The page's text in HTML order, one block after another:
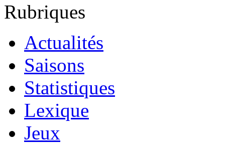
Rubriques
Actualités
Saisons
Statistiques
Lexique
Jeux